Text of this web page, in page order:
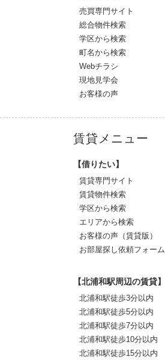
売買専門サイト
総合物件検索
学区から検索
町名から検索
Webチラシ
現地見学会
お客様の声
賃貸メニュー
【借りたい】
賃貸専門サイト
賃貸物件検索
学区から検索
エリアから検索
お客様の声（賃貸版）
お部屋探し依頼フォーム
【北浦和駅周辺の賃貸】
北浦和駅徒歩3分以内
北浦和駅徒歩5分以内
北浦和駅徒歩7分以内
北浦和駅徒歩10分以内
北浦和駅徒歩15分以内